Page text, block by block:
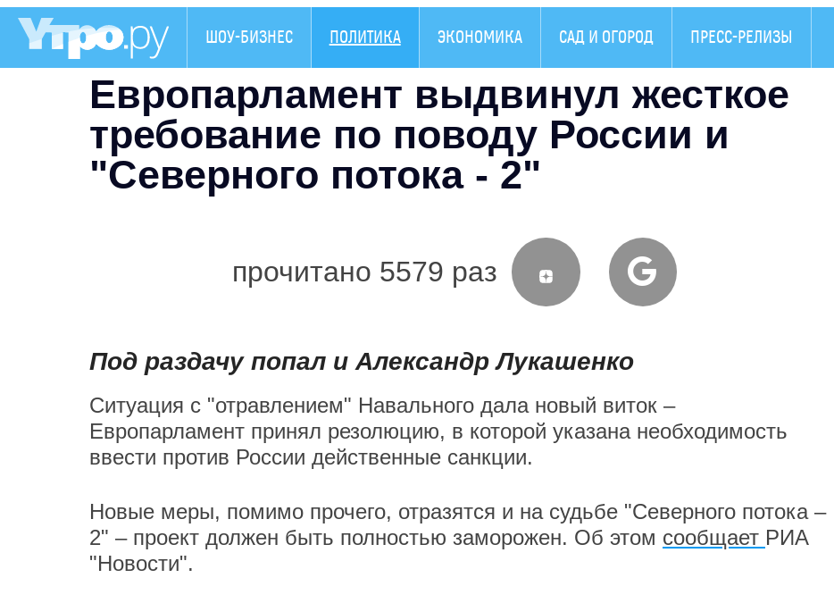
ШОУ-БИЗНЕС ПОЛИТИКА ЭКОНОМИКА САД И ОГОРОД ПРЕСС-РЕЛИЗЫ
Европарламент выдвинул жесткое
требование по поводу России и
"Северного потока - 2"
прочитано 5579 раз
Под раздачу попал и Александр Лукашенко
Ситуация с "отравлением" Навального дала новый виток –
Европарламент принял резолюцию, в которой указана необходимость
ввести против России действенные санкции.
Новые меры, помимо прочего, отразятся и на судьбе "Северного потока –
2" – проект должен быть полностью заморожен. Об этом сообщает РИА
"Новости".